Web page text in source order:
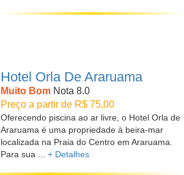
Hotel Orla De Araruama
Muito Bom Nota 8.0
Preço a partir de R$ 75,00
Oferecendo piscina ao ar livre, o Hotel Orla de
Araruama é uma propriedade à beira-mar
localizada na Praia do Centro em Araruama.
Para sua ... + Detalhes